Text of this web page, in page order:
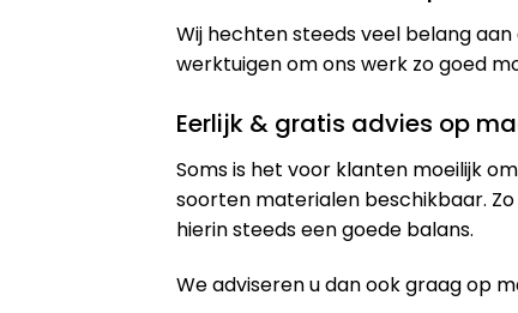
Wij hechten steeds veel belang
werktuigen om ons werk zo goed
Eerlijk & gratis advies op
Soms is het voor klanten moeilijk
soorten materialen beschikbaar.
hierin steeds een goede balans.
We adviseren u dan ook graag op